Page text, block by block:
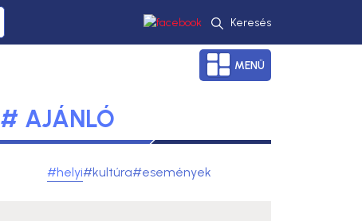
Keresés
MENÜ
# AJÁNLÓ
#helyi#kultúra#események